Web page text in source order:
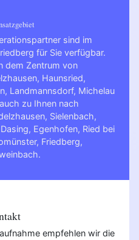
sind im
für Sie verfügbar.
dem Zentrum von
Haunsried,
Landmannsdorf, Michelau
zu Ihnen nach
, Sielenbach,
Dasing, Egenhofen, Ried bei
, Friedberg,
.
empfehlen wir die